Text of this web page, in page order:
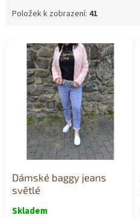
Položek k zobrazení: 41
Dámské baggy jeans
světlé
Skladem